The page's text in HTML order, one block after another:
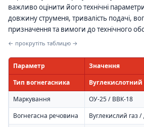
важливо оцінити його технічні
довжину струменя, тривалість подачі,
призначення та вимоги до технічного
← прокрутіть таблицю →
Параметр
Значення
Тип вогнегасника
Маркування
ОУ-25 / ВВК-18
Вогнегасна речовина
Вуглекислий газ /